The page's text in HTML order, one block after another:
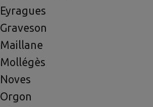
Eyragues
Graveson
Maillane
Mollégès
Noves
Orgon